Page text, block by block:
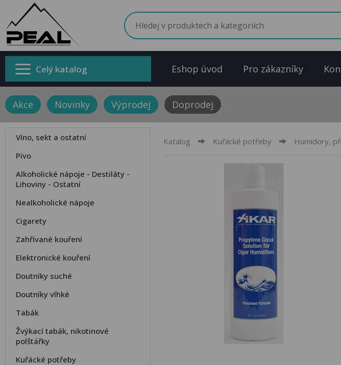
Celý katalog Eshop úvod Pro zákazníky
Akce Novinky Výprodej Doprodej
Víno, sekt a ostatní
Pivo
Alkoholické nápoje - Destiláty -
Lihoviny - Ostatní
Nealkoholické nápoje
Cigarety
Zahřívané kouření
Elektronické kouření
Doutníky suché
Doutníky vlhké
Tabák
Žvýkací tabák, nikotinové
polštářky
Kuřácké potřeby
Katalog Kuřácké potřeby Humidory,